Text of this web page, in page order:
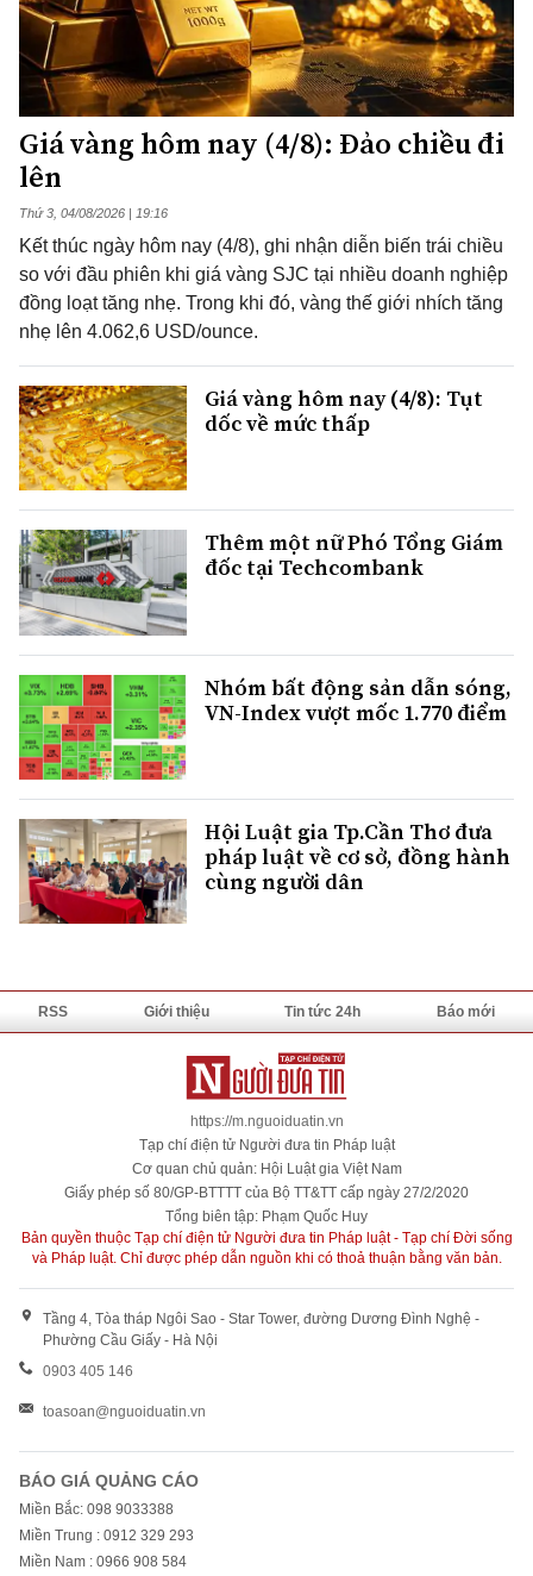
Giá vàng hôm nay (4/8): Đảo chiều đi
lên
Thứ 3, 04/08/2026 | 19:16
Kết thúc ngày hôm nay (4/8), ghi nhận diễn biến trái chiều
so với đầu phiên khi giá vàng SJC tại nhiều doanh nghiệp
đồng loạt tăng nhẹ. Trong khi đó, vàng thế giới nhích tăng
nhẹ lên 4.062,6 USD/ounce.
Giá vàng hôm nay (4/8): Tụt
dốc về mức thấp
Thêm một nữ Phó Tổng Giám
đốc tại Techcombank
Nhóm bất động sản dẫn sóng,
VN-Index vượt mốc 1.770 điểm
Hội Luật gia Tp.Cần Thơ đưa
pháp luật về cơ sở, đồng hành
cùng người dân
RSS Giới thiệu Tin tức 24h Báo mới
https://m.nguoiduatin.vn
Tạp chí điện tử Người đưa tin Pháp luật
Cơ quan chủ quản: Hội Luật gia Việt Nam
Giấy phép số 80/GP-BTTTT của Bộ TT&TT cấp ngày 27/2/2020
Tổng biên tập: Phạm Quốc Huy
Bản quyền thuộc Tạp chí điện tử Người đưa tin Pháp luật - Tạp chí Đời sống
và Pháp luật. Chỉ được phép dẫn nguồn khi có thoả thuận bằng văn bản.
Tầng 4, Tòa tháp Ngôi Sao - Star Tower, đường Dương Đình Nghệ -
Phường Cầu Giấy - Hà Nội
0903 405 146
toasoan@nguoiduatin.vn
BÁO GIÁ QUẢNG CÁO
Miền Bắc: 098 9033388
Miền Trung : 0912 329 293
Miền Nam : 0966 908 584